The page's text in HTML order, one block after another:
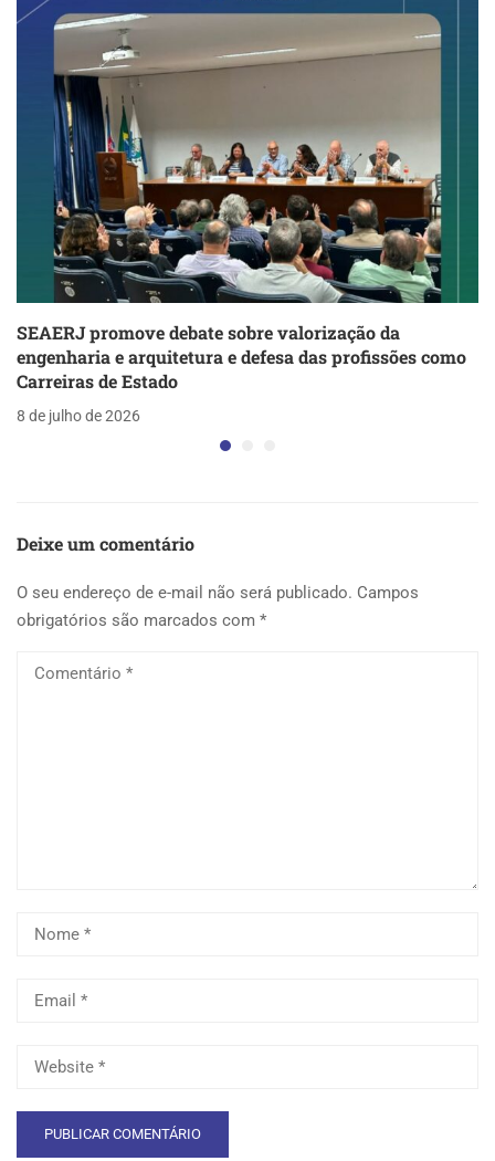
SEAERJ promove debate sobre valorização da
engenharia e arquitetura e defesa das profissões como
Carreiras de Estado
8 de julho de 2026
Deixe um comentário
O seu endereço de e-mail não será publicado. Campos
obrigatórios são marcados com *